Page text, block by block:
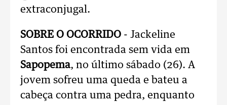
extraconjugal.
SOBRE O OCORRIDO - Jackeline
Santos foi encontrada sem vida em
Sapopema, no último sábado (26). A
jovem sofreu uma queda e bateu a
cabeça contra uma pedra, enquanto